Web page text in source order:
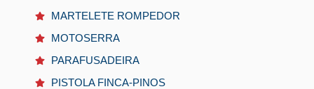
MARTELETE ROMPEDOR
MOTOSERRA
PARAFUSADEIRA
PISTOLA FINCA-PINOS